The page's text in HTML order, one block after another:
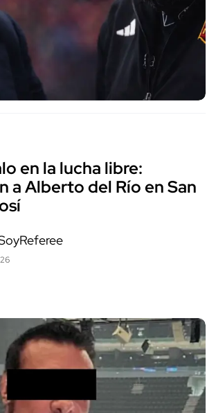
en la lucha libre:
a Alberto del Río en San